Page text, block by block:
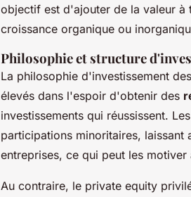
objectif est d'ajouter de la valeur à
croissance organique ou
Philosophie et structure
La philosophie d'investissement
élevés dans l'espoir d'obtenir des
investissements qui réussissent.
participations minoritaires,
entreprises, ce qui peut les motiver
Au contraire, le private equity